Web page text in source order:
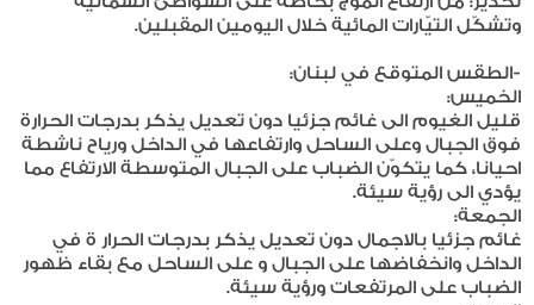
وتشكّل التيّارات المائية خلال اليومين المقبلين.
-الطقس المتوقع في لبنان:
الخميس:
قليل الغيوم الى غائم جزئيا دون تعديل يذكر بدرجات الحرارة
فوق الجبال وعلى الساحل وارتفاعها في الداخل ورياح ناشطة
احيانا، كما يتكوّن الضباب على الجبال المتوسطة الارتفاع مما
يؤدي الى رؤية سيئة.
الجمعة:
غائم جزئيا بالاجمال دون تعديل يذكر بدرجات الحرار ة في
الداخل وانخفاضها على الجبال و على الساحل مع بقاء ظهور
الضباب على المرتفعات ورؤية سيئة.